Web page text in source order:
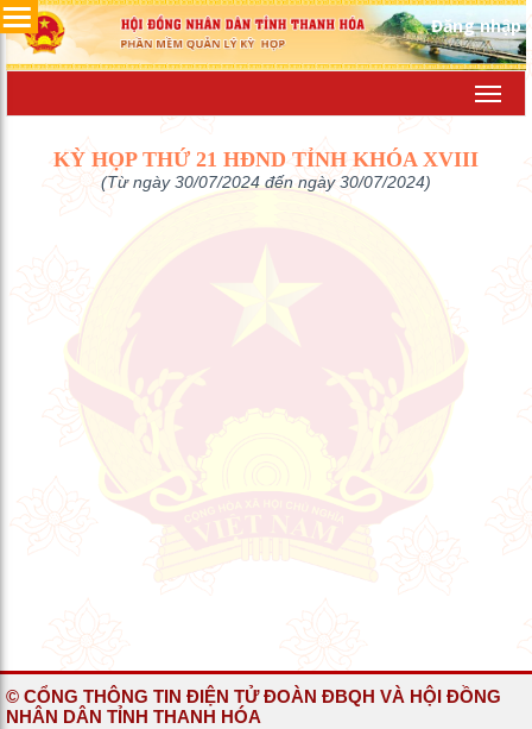
Đăng nhập
KỲ HỌP THỨ 21 HĐND TỈNH KHÓA XVIII
(Từ ngày 30/07/2024 đến ngày 30/07/2024)
© CỔNG THÔNG TIN ĐIỆN TỬ ĐOÀN ĐBQH VÀ HỘI ĐỒNG
NHÂN DÂN TỈNH THANH HÓA